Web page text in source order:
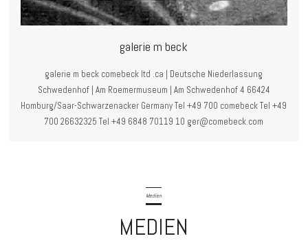
galerie m beck
galerie m beck comebeck ltd .ca | Deutsche Niederlassung
Schwedenhof | Am Roemermuseum | Am Schwedenhof 4 66424
Homburg/Saar-Schwarzenacker Germany Tel +49 700 comebeck Tel +49
700 26632325 Tel +49 6848 70119 10 ger@comebeck.com
Medien
MEDIEN